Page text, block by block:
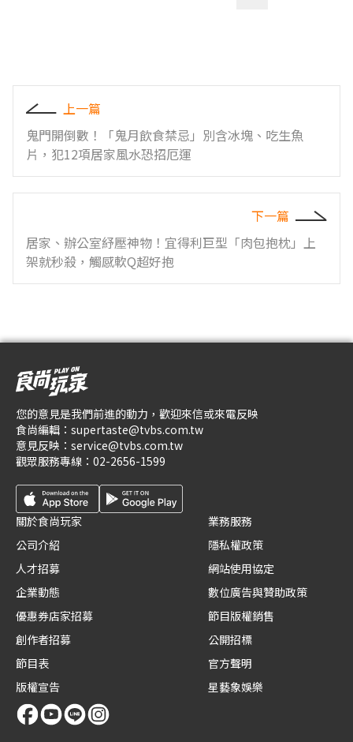
上一篇
鬼門開倒數！「鬼月飲食禁忌」別含冰塊、吃生魚
片，犯12項居家風水恐招厄運
下一篇
居家、辦公室紓壓神物！宜得利巨型「肉包抱枕」上
架就秒殺，觸感軟Q超好抱
您的意見是我們前進的動力，歡迎來信或來電反映
食尚編輯： supertaste@tvbs.com.tw
意見反映： service@tvbs.com.tw
觀眾服務專線： 02-2656-1599
關於食尚玩家
公司介紹
人才招募
企業動態
優惠券店家招募
創作者招募
節目表
版權宣告
業務服務
隱私權政策
網站使用協定
數位廣告與贊助政策
節目版權銷售
公開招標
官方聲明
星藝象娛樂